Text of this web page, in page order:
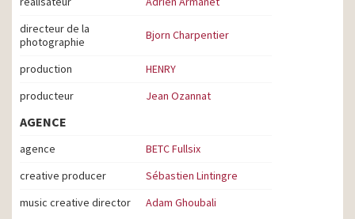
directeur de la
photographie
Bjorn Charpentier
production
HENRY
producteur
Jean Ozannat
AGENCE
agence
BETC Fullsix
creative producer
Sébastien Lintingre
music creative director
Adam Ghoubali